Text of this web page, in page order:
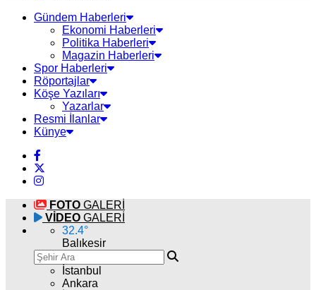
Gündem Haberleri
Ekonomi Haberleri
Politika Haberleri
Magazin Haberleri
Spor Haberleri
Röportajlar
Köşe Yazıları
Yazarlar
Resmi İlanlar
Künye
FOTO GALERİ
VİDEO GALERİ
32.4°
Balıkesir
İstanbul
Ankara